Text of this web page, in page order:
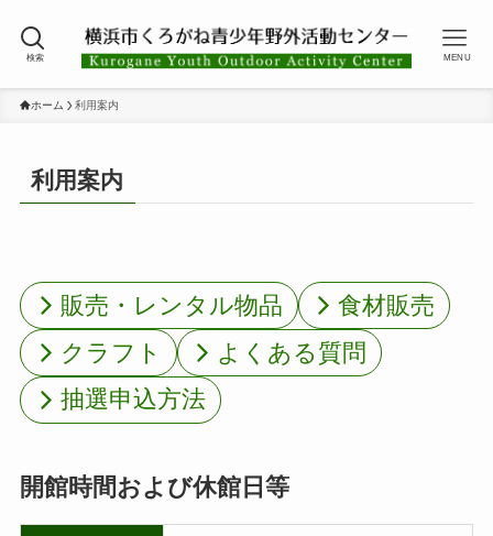
検索 MENU
ホーム 利用案内
利用案内
販売・レンタル物品
食材販売
クラフト
よくある質問
抽選申込方法
開館時間および休館日等